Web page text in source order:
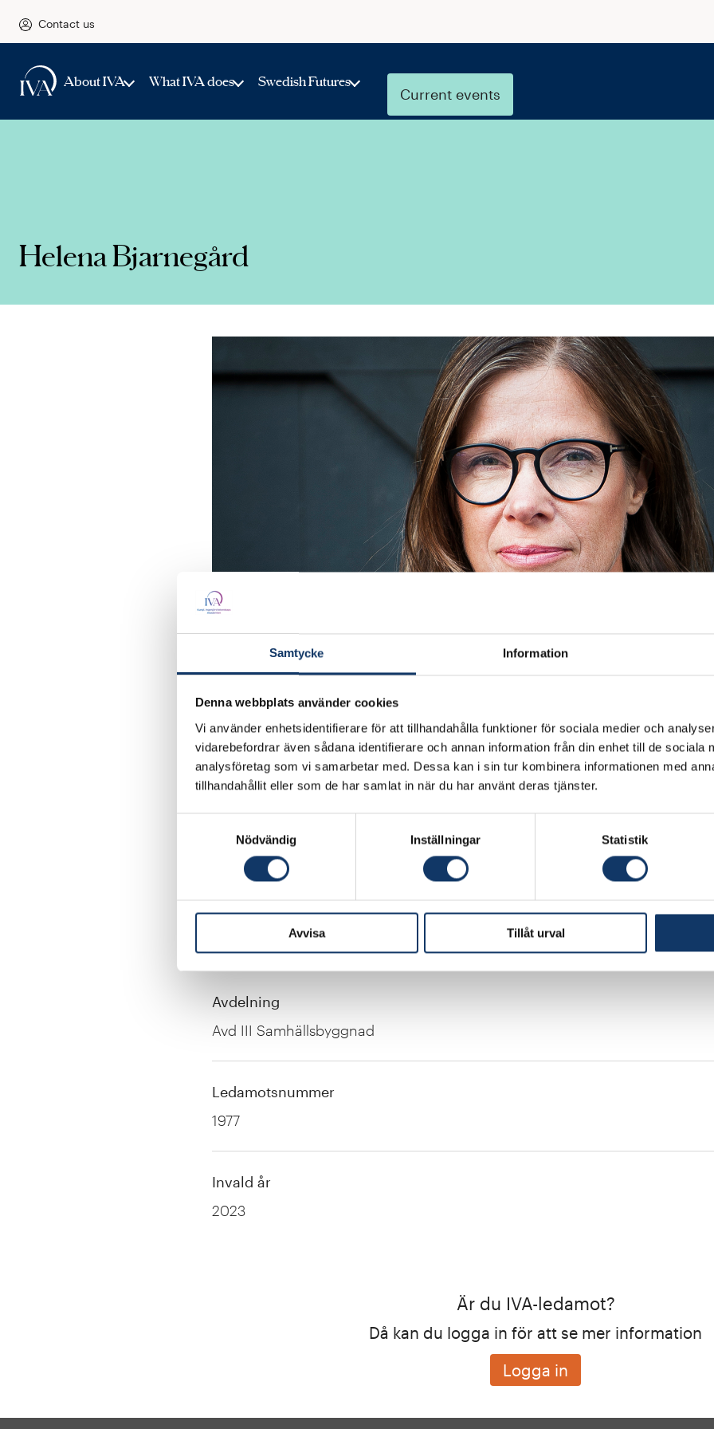
Samtycke Information
Denna webbplats använder cookies
Vi använder enhetsidentifierare för att tillhandahålla funktioner för sociala medier och
vidarebefordrar även sådana identifierare och annan information från din enhet till de sociala
analysföretag som vi samarbetar med. Dessa kan i sin tur kombinera informationen med
tillhandahållit eller som de har samlat in när du har använt deras tjänster.
Nödvändig
Inställningar Statistik
Avvisa Tillåt urval
Contact us
About IVA What IVA does Swedish Futures
Current events
Helena Bjarnegård
Akademisk titel
Agronomie hedersdoktor, SLU
Stadsbyggnadschef
Organisation
Varberg Kommun
Avdelning
Avd III Samhällsbyggnad
Ledamotsnummer
1977
Invald år
2023
Är du IVA-ledamot?
Då kan du logga in för att se mer information
Logga in